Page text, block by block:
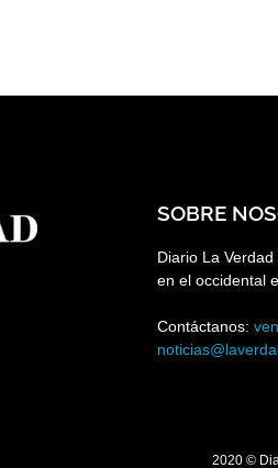
SOBRE
Diario La
en el occidental
Contáctanos:
2020 ©